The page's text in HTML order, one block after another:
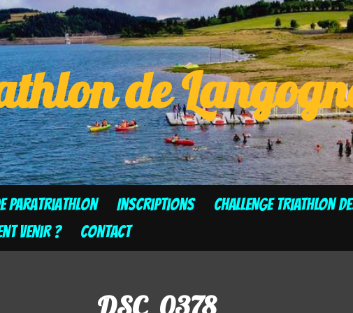
de
Paratriathlon Inscriptions CHALLENGE TRIATHLON
venir ? Contact